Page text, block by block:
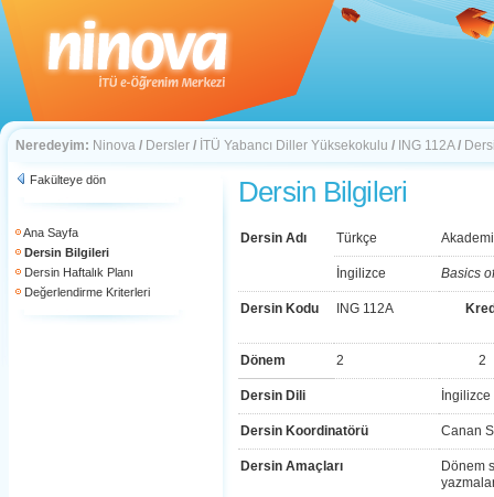
Neredeyim: Ninova / Dersler / İTÜ Yabancı Diller Yüksekokulu / ING 112A /
Fakülteye dön
Ana Sayfa
Dersin Bilgileri
Dersin Haftalık Planı
Değerlendirme Kriterleri
Dersin Bilgileri
Dersin Adı Türkçe
İngilizce Basics
Dersin Kodu ING 112A
Dönem 2 2
Dersin Dili İngilizce
Dersin Koordinatörü Canan
Dersin Amaçları
Dönem